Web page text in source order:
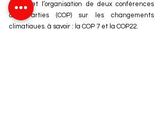
climat et l’organisation de deux conférences
des Parties (COP) sur les changements
climatiques, à savoir : la COP 7 et la COP22.